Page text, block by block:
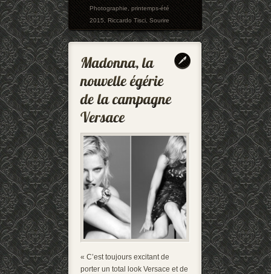
Photographie,printemps-été
2015,Riccardo Tisci,Sourire
« C’est toujours excitant de
porter un total look Versace et de